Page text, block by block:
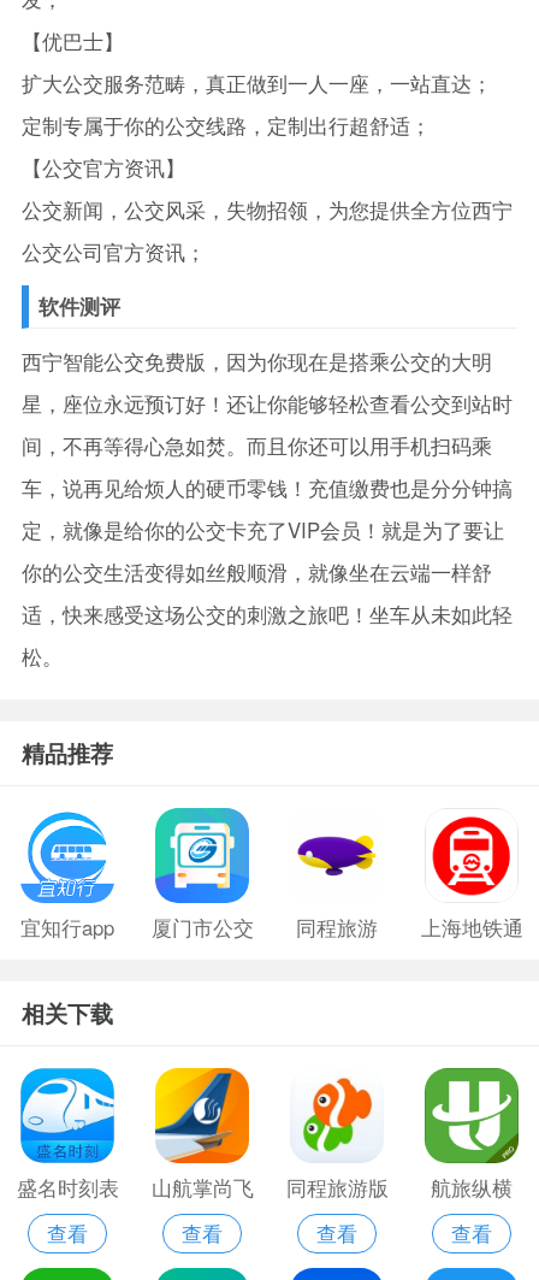
【优巴士】
扩大公交服务范畴，真正做到一人一座，一站直达；
定制专属于你的公交线路，定制出行超舒适；
【公交官方资讯】
公交新闻，公交风采，失物招领，为您提供全方位西宁
公交公司官方资讯；
软件测评
西宁智能公交免费版，因为你现在是搭乘公交的大明
星，座位永远预订好！还让你能够轻松查看公交到站时
间，不再等得心急如焚。而且你还可以用手机扫码乘
车，说再见给烦人的硬币零钱！充值缴费也是分分钟搞
定，就像是给你的公交卡充了VIP会员！就是为了要让
你的公交生活变得如丝般顺滑，就像坐在云端一样舒
适，快来感受这场公交的刺激之旅吧！坐车从未如此轻
松。
精品推荐
宜知行app
厦门市公交
同程旅游
上海地铁通
相关下载
盛名时刻表
app官方最
查看
山航掌尚飞
官网app
查看
同程旅游版
本
查看
航旅纵横
pro免费版
查看